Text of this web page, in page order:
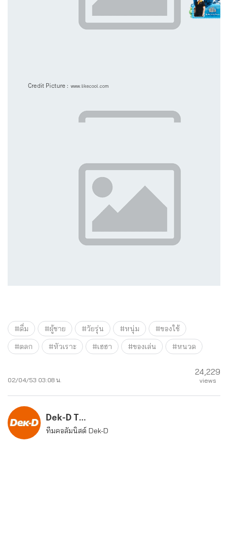
Credit Picture : www.likecool.com
#ดื่ม #ผู้ชาย #วัยรุ่น #หนุ่ม
#ของใช้
#ตลก
#หัวเราะ #เฮฮา #ของเล่น #หนวด
02/04/53 03:08 น.
24,229
views
Dek-D Team
ทีมคอลัมนิสต์ Dek-D